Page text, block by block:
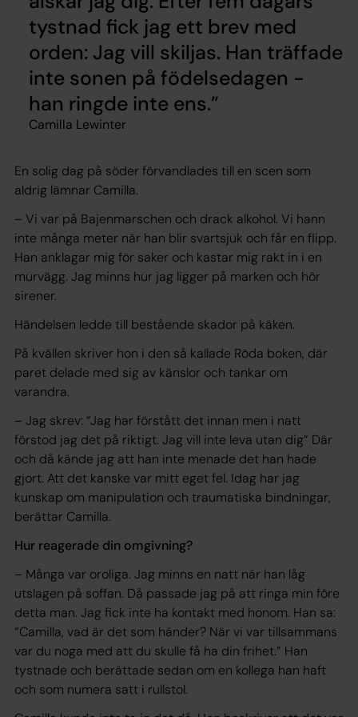
tystnad fick jag ett brev med
orden: Jag vill skiljas. Han träffade
inte sonen på födelsedagen -
han ringde inte ens.
Camilla Lewinter
En solig dag på söder förvandlades till en scen som
aldrig lämnar Camilla.
– Vi var på Bajenmarschen och drack alkohol. Vi hann
inte många meter när han blir svartsjuk och får en flipp.
Han anklagar mig för saker och kastar mig rakt in i en
murvägg. Jag minns hur jag ligger på marken och hör
sirener.
Händelsen ledde till bestående skador på käken.
På kvällen skriver hon i den så kallade Röda boken, där
paret delade med sig av känslor och tankar om
varandra.
– Jag skrev: “Jag har förstått det innan men i natt
förstod jag det på riktigt. Jag vill inte leva utan dig” Där
och då kände jag att han inte menade det han hade
gjort. Att det kanske var mitt eget fel. Idag har jag
kunskap om manipulation och traumatiska bindningar,
berättar Camilla.
Hur reagerade din omgivning?
– Många var oroliga. Jag minns en natt när han låg
utslagen på soffan. Då passade jag på att ringa min före
detta man. Jag fick inte ha kontakt med honom. Han sa:
“Camilla, vad är det som händer? När vi var tillsammans
var du noga med att du skulle få ha din frihet.” Han
tystnade och berättade sedan om en kollega han haft
och som numera satt i rullstol.